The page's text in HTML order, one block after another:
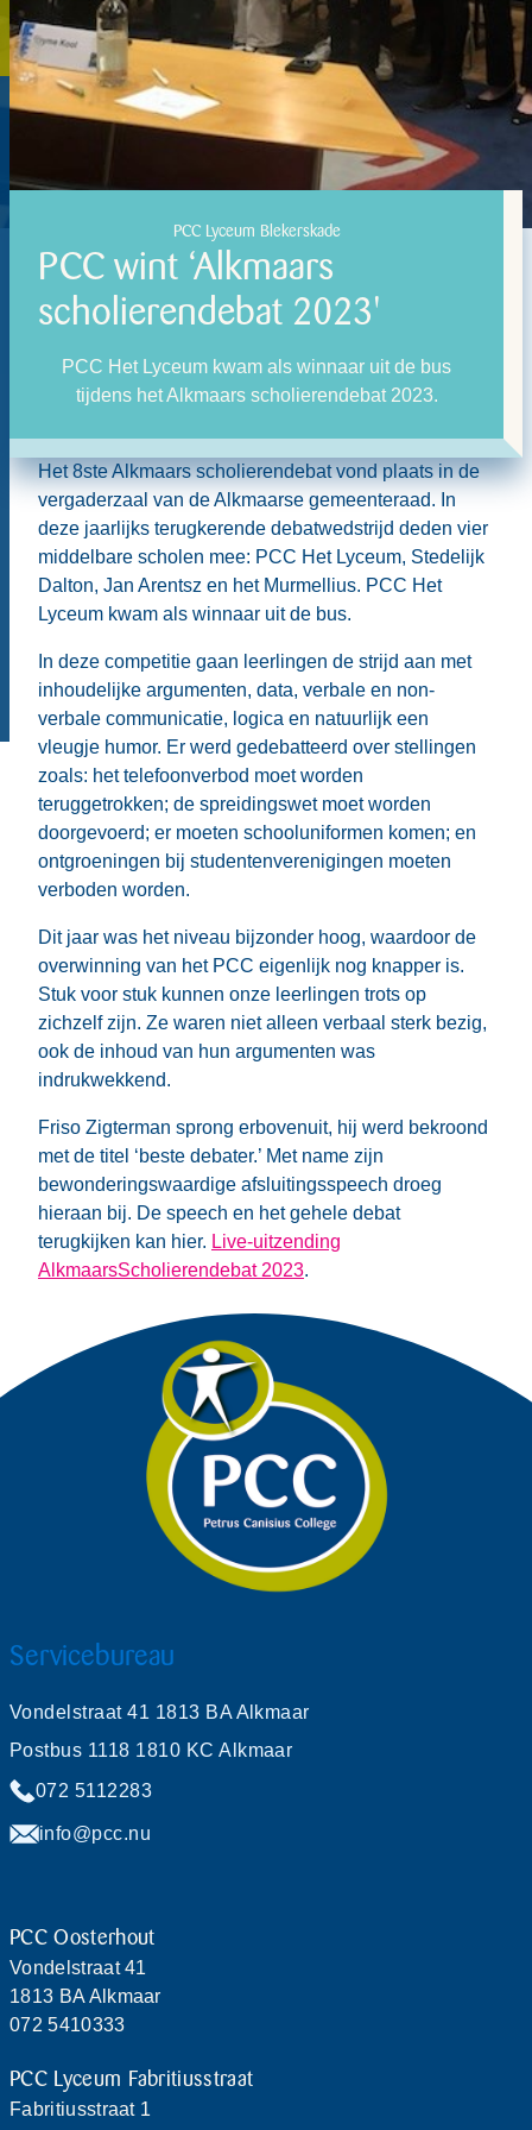
PCC Lyceum Blekerskade
PCC wint ‘Alkmaars
scholierendebat 2023'
PCC Het Lyceum kwam als winnaar uit de bus
tijdens het Alkmaars scholierendebat 2023.
Het 8ste Alkmaars scholierendebat vond plaats in de
vergaderzaal van de Alkmaarse gemeenteraad. In
deze jaarlijks terugkerende debatwedstrijd deden vier
middelbare scholen mee: PCC Het Lyceum, Stedelijk
Dalton, Jan Arentsz en het Murmellius. PCC Het
Lyceum kwam als winnaar uit de bus.
In deze competitie gaan leerlingen de strijd aan met
inhoudelijke argumenten, data, verbale en non-
verbale communicatie, logica en natuurlijk een
vleugje humor. Er werd gedebatteerd over stellingen
zoals: het telefoonverbod moet worden
teruggetrokken; de spreidingswet moet worden
doorgevoerd; er moeten schooluniformen komen; en
ontgroeningen bij studentenverenigingen moeten
verboden worden.
Dit jaar was het niveau bijzonder hoog, waardoor de
overwinning van het PCC eigenlijk nog knapper is.
Stuk voor stuk kunnen onze leerlingen trots op
zichzelf zijn. Ze waren niet alleen verbaal sterk bezig,
ook de inhoud van hun argumenten was
indrukwekkend.
Friso Zigterman sprong erbovenuit, hij werd bekroond
met de titel ‘beste debater.’ Met name zijn
bewonderingswaardige afsluitingsspeech droeg
hieraan bij. De speech en het gehele debat
terugkijken kan hier. Live-uitzending
AlkmaarsScholierendebat 2023.
Servicebureau
Vondelstraat 41 1813 BA Alkmaar
Postbus 1118 1810 KC Alkmaar
072 5112283
info@pcc.nu
PCC Oosterhout
Vondelstraat 41
1813 BA Alkmaar
072 5410333
PCC Lyceum Fabritiusstraat
Fabritiusstraat 1